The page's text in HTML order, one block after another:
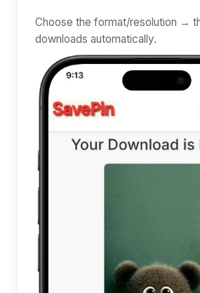
Choose the format/resolution →
downloads automatically.